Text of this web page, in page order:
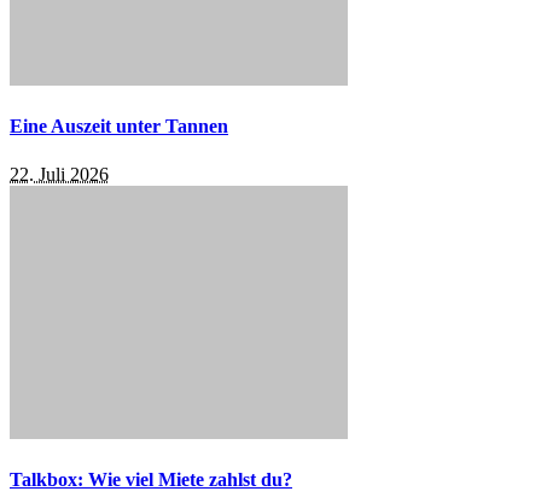
Eine Auszeit unter Tannen
22. Juli 2026
Talkbox: Wie viel Miete zahlst du?